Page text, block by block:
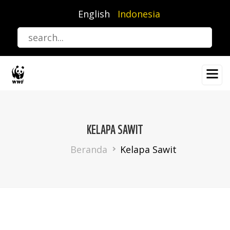
utama
English Indonesia
KELAPA SAWIT
Breadcrumb
Beranda Kelapa Sawit